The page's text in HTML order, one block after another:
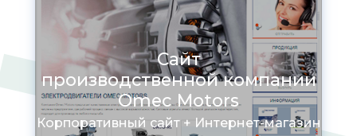
Сайт
производственной компании
Omec Motors
Корпоративный сайт + Интернет-магазин